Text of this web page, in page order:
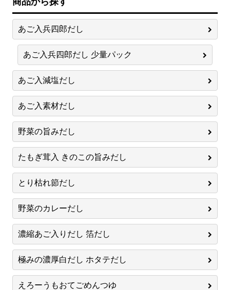
あご入兵四郎だし
あご入兵四郎だし 少量パック
あご入減塩だし
あご入素材だし
野菜の旨みだし
たもぎ茸入 きのこの旨みだし
とり枯れ節だし
野菜のカレーだし
濃縮あご入りだし 箔だし
極みの濃厚白だし ホタテだし
えろーうもおてごめんつゆ